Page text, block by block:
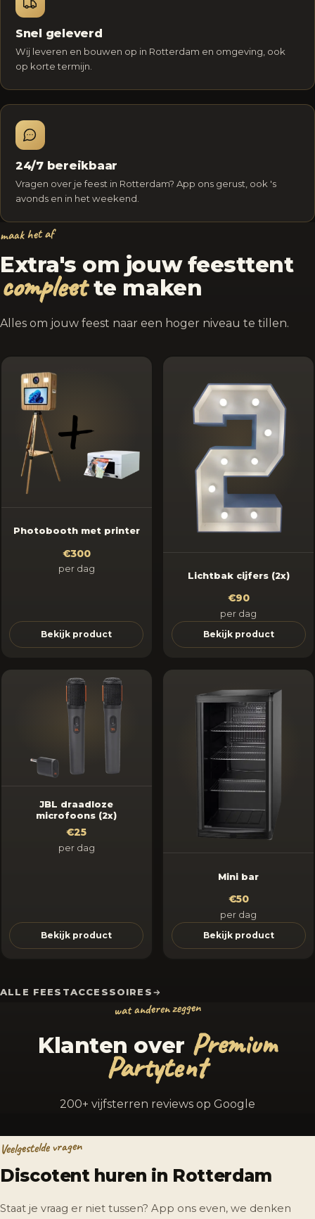
Snel geleverd
Wij leveren en bouwen op in Rotterdam en omgeving, ook
op korte termijn.
24/7 bereikbaar
Vragen over je feest in Rotterdam? App ons gerust, ook 's
avonds en in het weekend.
maak het af
Extra's om jouw feesttent
compleette maken
Alles om jouw feest naar een hoger niveau te tillen.
Photobooth met printer
€300
per dag
Bekijk product
Lichtbak cijfers (2x)
€90
per dag
Bekijk product
JBL draadloze
microfoons (2x)
€25
per dag
Bekijk product
Mini bar
€50
per dag
Bekijk product
ALLE FEESTACCESSOIRES
wat anderen zeggen
Klanten over Premium
Partytent
200+ vijfsterren reviews op Google
Veelgestelde vragen
Discotent huren in Rotterdam
Staat je vraag er niet tussen? App ons even, we denken